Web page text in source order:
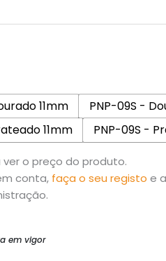
11mm
PNP-09S -
11mm
PNP-09S -
ver o preço do produto.
conta, faça o seu registo e
em vigor